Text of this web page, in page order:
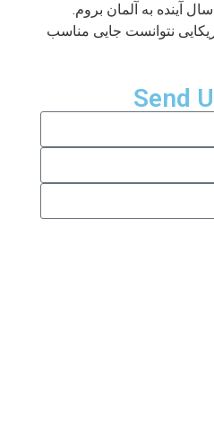
آینده به آلمان بروم.
نتوانست جایی مناسب
Send